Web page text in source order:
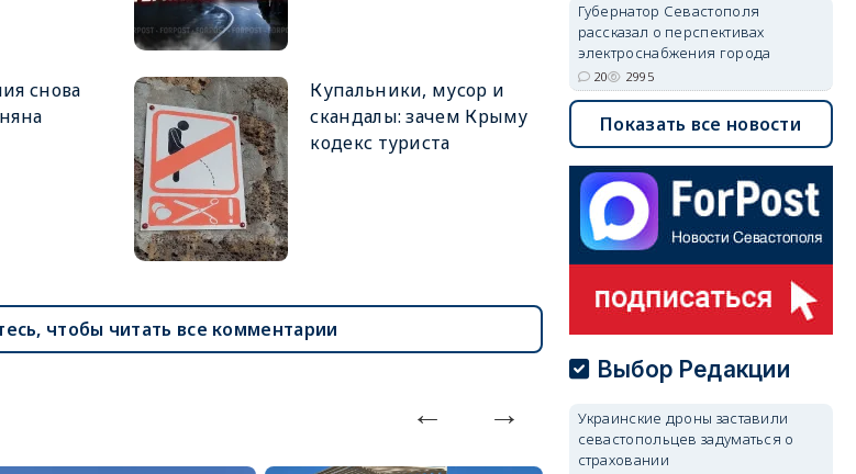
снова
Купальники, мусор и
скандалы: зачем Крыму
кодекс туриста
чтобы читать все комментарии
Губернатор Севастополя
рассказал о перспективах
электроснабжения города
20 2995
Показать все новости
Выбор Редакции
Украинские дроны заставили
севастопольцев задуматься о
страховании